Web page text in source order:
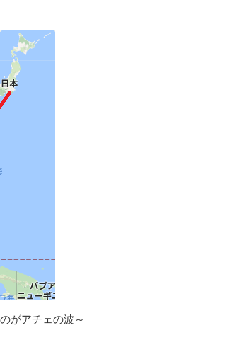
がアチェの波～